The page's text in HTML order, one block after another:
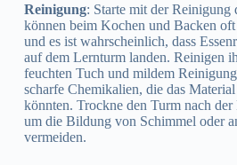
Reinigung: Starte mit der Reinigung
können beim Kochen und Backen oft
und es ist wahrscheinlich, dass
auf dem Lernturm landen. Reinigen
feuchten Tuch und mildem
scharfe Chemikalien, die das
könnten. Trockne den Turm nach
um die Bildung von Schimmel oder
vermeiden.